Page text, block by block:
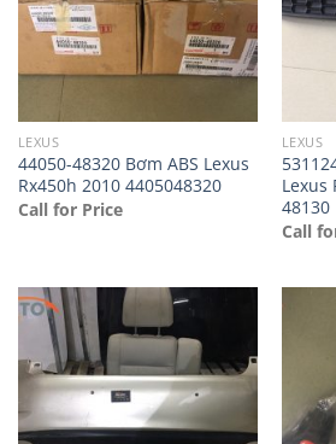
LEXUS
44050-48320 Bơm ABS Lexus
Rx450h 2010 4405048320
Call for Price
LEXUS
Lexus
48130
Call